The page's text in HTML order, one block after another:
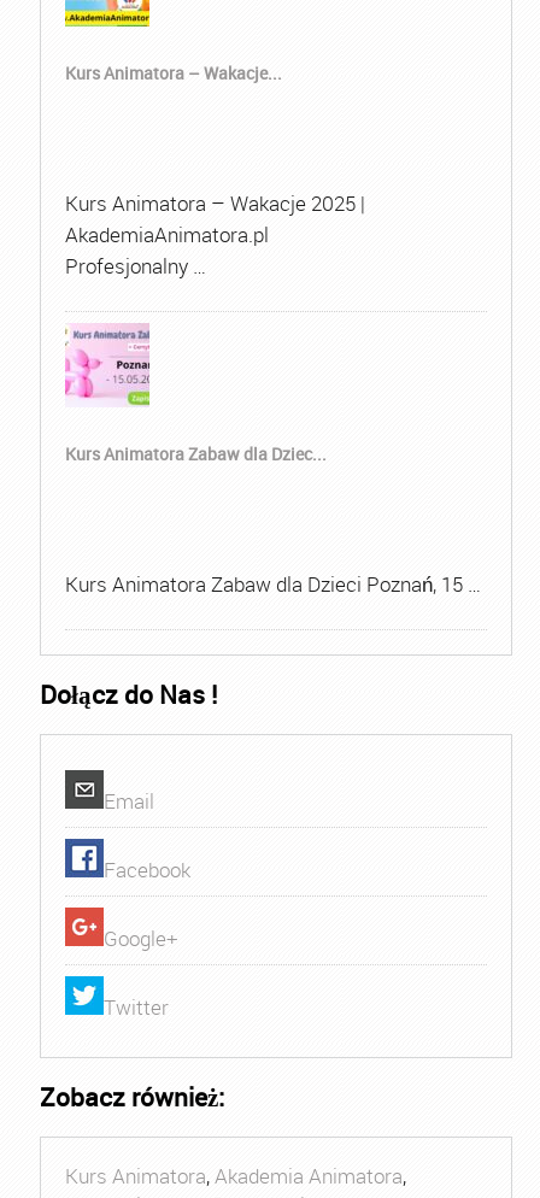
Kurs Animatora – Wakacje...
Kurs Animatora – Wakacje 2025 |
AkademiaAnimatora.pl
Profesjonalny …
Kurs Animatora Zabaw dla Dziec...
Kurs Animatora Zabaw dla Dzieci Poznań, 15 …
Dołącz do Nas !
Email
Facebook
Google+
Twitter
Zobacz również:
Kurs Animatora,Akademia Animatora,